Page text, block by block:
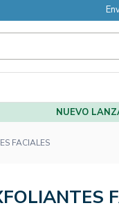
NUEVO
FACIALES